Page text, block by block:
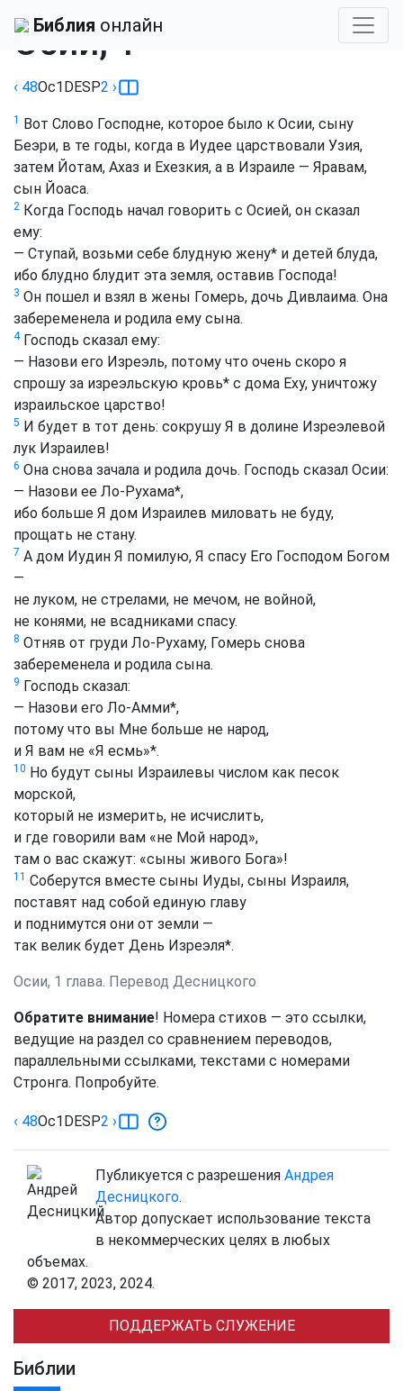
Библия онлайн
Осии, 1
‹ 48Ос1DESP2 ›
1 Вот Слово Господне, которое было к Осии, сыну
Беэри, в те годы, когда в Иудее царствовали Узия,
затем Йотам, Ахаз и Ехезкия, а в Израиле — Яравам,
сын Йоаса.
2 Когда Господь начал говорить с Осией, он сказал
ему:
— Ступай, возьми себе блудную жену* и детей блуда,
ибо блудно блудит эта земля, оставив Господа!
3 Он пошел и взял в жены Гомерь, дочь Дивлаима. Она
забеременела и родила ему сына.
4Господь сказал ему:
— Назови его Изреэль, потому что очень скоро я
спрошу за изреэльскую кровь* с дома Еху, уничтожу
израильское царство!
5 И будет в тот день: сокрушу Я в долине Изреэлевой
лук Израилев!
6 Она снова зачала и родила дочь. Господь сказал Осии:
— Назови ее Ло-Рухама*,
ибо больше Я дом Израилев миловать не буду,
прощать не стану.
7 А дом Иудин Я помилую, Я спасу Его Господом Богом
—
не луком, не стрелами, не мечом, не войной,
не конями, не всадниками спасу.
8 Отняв от груди Ло-Рухаму, Гомерь снова
забеременела и родила сына.
9 Господь сказал:
— Назови его Ло-Амми*,
потому что вы Мне больше не народ,
и Я вам не «Я есмь»*.
10 Но будут сыны Израилевы числом как песок
морской,
который не измерить, не исчислить,
и где говорили вам «не Мой народ»,
там о вас скажут: «сыны живого Бога»!
11 Соберутся вместе сыны Иуды, сыны Израиля,
поставят над собой единую главу
и поднимутся они от земли —
так велик будет День Изреэля*.
Осии, 1 глава. Перевод Десницкого
Обратите внимание! Номера стихов — это ссылки,
ведущие на раздел со сравнением переводов,
параллельными ссылками, текстами с номерами
Стронга. Попробуйте.
‹ 48Ос1DESP2 ›
Публикуется с разрешения Андрея
Десницкого.
Автор допускает использование текста
в некоммерческих целях в любых
объемах.
© 2017, 2023, 2024.
ПОДДЕРЖАТЬ СЛУЖЕНИЕ
Библии